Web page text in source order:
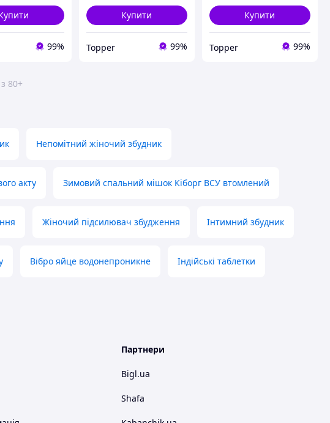
99%
Купити
Topper 99%
Купити
Topper 99%
80+
Непомітний жіночий збудник
акту Зимовий спальний мішок Кіборг ВСУ втомлений
Жіночий підсилювач збудження Інтимний збудник
Вібро яйце водонепроникне Індійські таблетки
Партнери
Bigl.ua
Shafa